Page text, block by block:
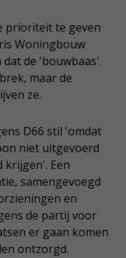
prioriteit te geven
Woningbouw
de 'bouwbaas'.
maar de
ze.
D66 stil 'omdat
niet uitgevoerd
krijgen'. Een
samengevoegd
en
de partij voor
er gaan komen
ontzorgd.